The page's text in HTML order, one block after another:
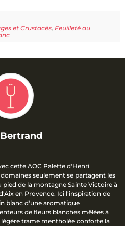
et Crustacés, Feuilleté au
cette AOC Palette d'Henri
seulement se partagent les
pied de la montagne Sainte Victoire à
en Provence. Ici l'inspiration de
blanc d'une aromatique
de fleurs blanches mêlées à
trame mentholée conforte la